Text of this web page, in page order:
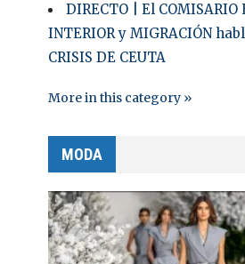
DIRECTO | El COMISARIO
INTERIOR y MIGRACIÓN
CRISIS DE CEUTA
More in this category »
MODA